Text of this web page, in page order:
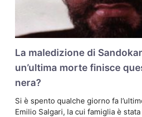
La maledizione di
un’ultima morte finisce
nera?
Si è spento qualche giorno fa
Emilio Salgari, la cui famiglia è